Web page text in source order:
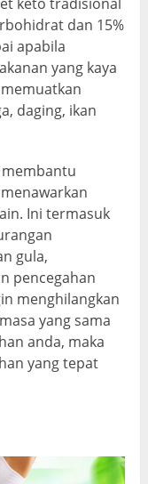
dan 15%
apabila
yang kaya
daging, ikan
Ini termasuk
gula,
pencegahan
menghilangkan
yang sama
anda, maka
yang tepat